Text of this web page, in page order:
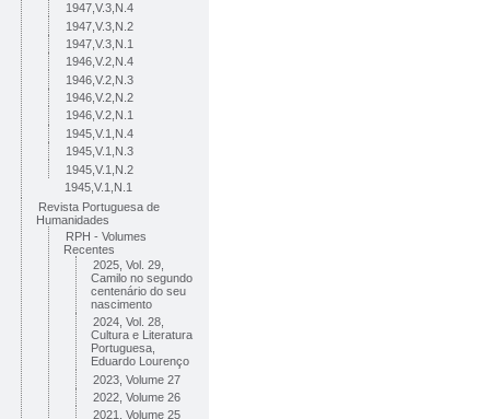
1947,V.3,N.4
1947,V.3,N.2
1947,V.3,N.1
1946,V.2,N.4
1946,V.2,N.3
1946,V.2,N.2
1946,V.2,N.1
1945,V.1,N.4
1945,V.1,N.3
1945,V.1,N.2
1945,V.1,N.1
Revista Portuguesa de
Humanidades
RPH - Volumes
Recentes
2025, Vol. 29,
Camilo no segundo
centenário do seu
nascimento
2024, Vol. 28,
Cultura e Literatura
Portuguesa,
Eduardo Lourenço
2023, Volume 27
2022, Volume 26
2021, Volume 25